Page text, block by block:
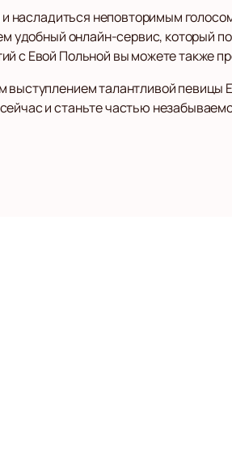
насладиться неповторимым
удобный онлайн-сервис, который
с Евой Польной вы можете также
талантливой певицы
и станьте частью